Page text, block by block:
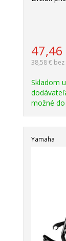
47,46
38,58 € bez
Skladom u
možné
Yamaha